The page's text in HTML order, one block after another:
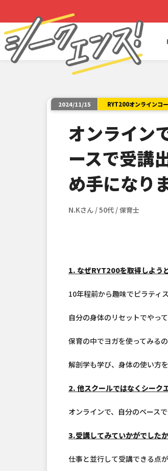
2024/11/15 RYT200オンラインコ
オンライン
ースで受講
め手になり
N.Kさん / 50代 / 保育士
1. なぜRYT200を取得しよう
10年程前から趣味でピラティ
自分の身体のリセットでやっ
保育の中でヨガを使ってみる
解剖学も学び、身体の使い方
2. 他スクールではなくシーク
オンラインで、自分のペース
3.受講してみていかがでした
仕事と並行して受講できる点が